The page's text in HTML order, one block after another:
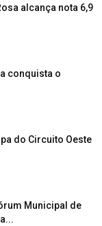
alcança nota 6,9
conquista o
do Circuito Oeste
Municipal de